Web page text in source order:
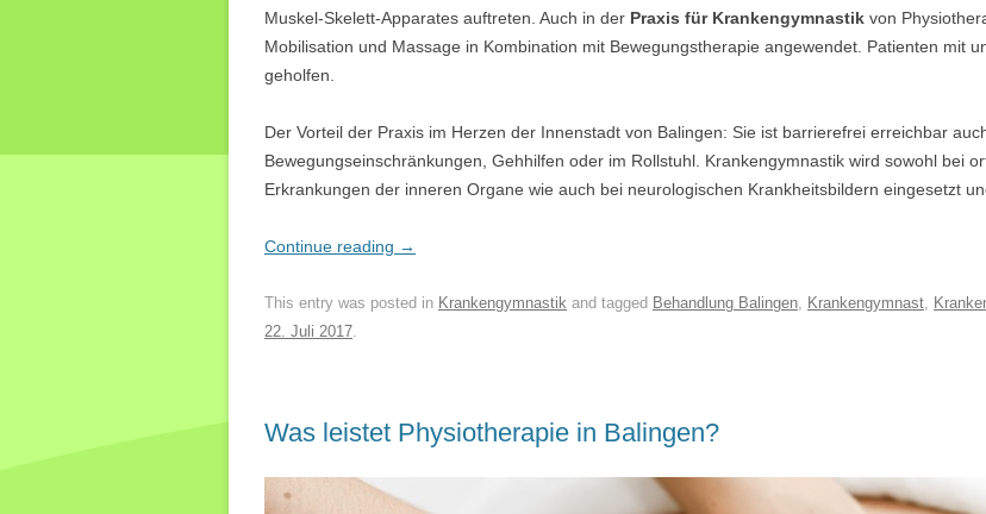
Muskel-Skelett-Apparates auftreten. Auch in der Praxis für Krankengymnastik von
Mobilisation und Massage in Kombination mit Bewegungstherapie angewendet. Patienten mit
geholfen.
Der Vorteil der Praxis im Herzen der Innenstadt von Balingen: Sie ist barrierefrei erreichbar
Bewegungseinschränkungen, Gehhilfen oder im Rollstuhl. Krankengymnastik wird sowohl bei
Erkrankungen der inneren Organe wie auch bei neurologischen Krankheitsbildern eingesetzt
Continue reading →
This entry was posted in Krankengymnastik and tagged Behandlung Balingen, Krankengymnast,
22. Juli 2017.
Was leistet Physiotherapie in Balingen?